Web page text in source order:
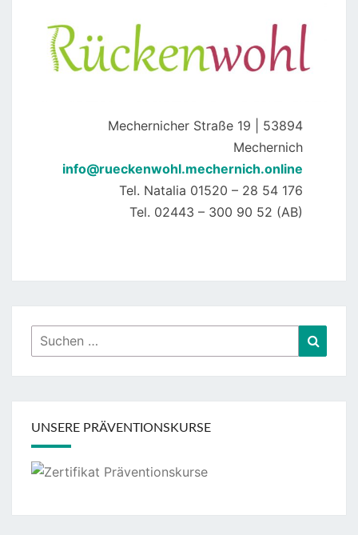
Mechernicher Straße 19 | 53894
Mechernich
info@rueckenwohl.mechernich.online
Tel. Natalia 01520 – 28 54 176
Tel. 02443 – 300 90 52 (AB)
Suchen
nach:
UNSERE PRÄVENTIONSKURSE